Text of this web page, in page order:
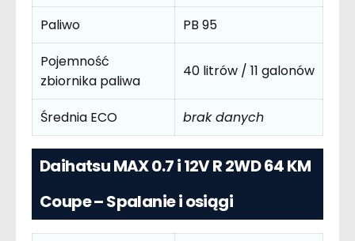
Paliwo
PB 95
Pojemność
zbiornika paliwa
40 litrów / 11 galonów
Średnia ECO brak danych
Daihatsu MAX 0.7 i 12V R 2WD 64 KM
Coupe – Spalanie i osiągi